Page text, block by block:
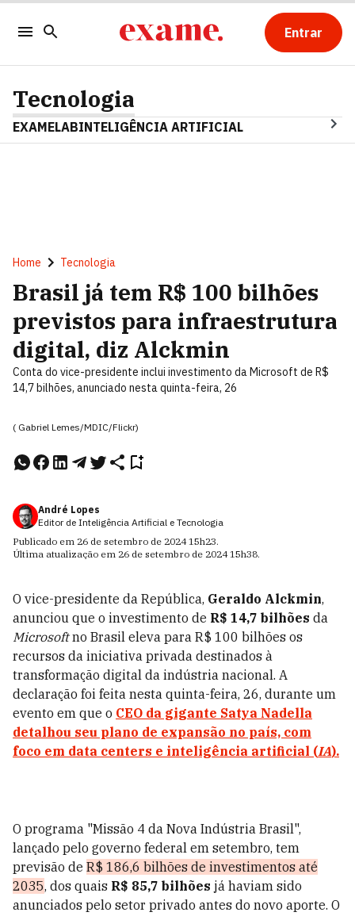
Entrar
Tecnologia
EXAMELABINTELIGÊNCIA ARTIFICIAL
Home Tecnologia
Brasil já tem R$ 100 bilhões
previstos para infraestrutura
digital, diz Alckmin
Conta do vice-presidente inclui investimento da Microsoft de R$
14,7 bilhões, anunciado nesta quinta-feira, 26
( Gabriel Lemes/MDIC/Flickr)
André Lopes
Editor de Inteligência Artificial e Tecnologia
Publicado em 26 de setembro de 2024 15h23.
Última atualização em 26 de setembro de 2024 15h38.
O vice-presidente da República, Geraldo Alckmin,
anunciou que o investimento de R$ 14,7 bilhões da
Microsoftno Brasil eleva para R$ 100 bilhões os
recursos da iniciativa privada destinados à
transformação digital da indústria nacional. A
declaração foi feita nesta quinta-feira, 26, durante um
evento em que o CEO da gigante Satya Nadella
detalhou seu plano de expansão no país, com
foco em data centers e inteligência artificial (IA).
O programa "Missão 4 da Nova Indústria Brasil",
lançado pelo governo federal em setembro, tem
previsão de R$ 186,6 bilhões de investimentos até
2035, dos quais R$ 85,7 bilhões já haviam sido
anunciados pelo setor privado antes do novo aporte. O